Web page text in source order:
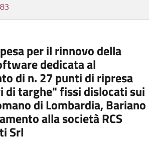
per il rinnovo della
dedicata al
di n. 27 punti di ripresa
di targhe" fissi dislocati sui
di Lombardia, Bariano
alla società RCS
Srl